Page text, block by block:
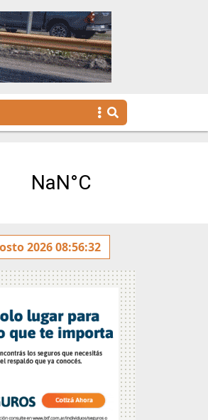
Fuego presentó la Plataforma
2026 08:56:32